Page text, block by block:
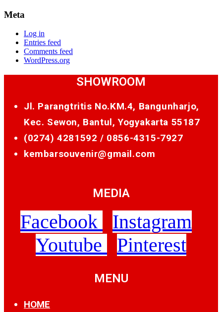
Meta
Log in
Entries feed
Comments feed
WordPress.org
SHOWROOM
Jl. Parangtritis No.KM.4, Bangunharjo,
Kec. Sewon, Bantul, Yogyakarta 55187
(0274) 4281592 / 0856-4315-7927
kembarsouvenir@gmail.com
MEDIA
Facebook
Instagram
Youtube
Pinterest
MENU
HOME